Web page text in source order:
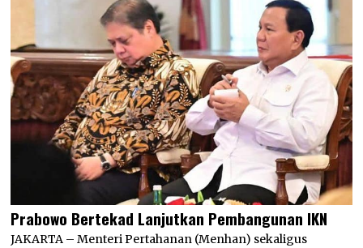
Prabowo Bertekad Lanjutkan Pembangunan IKN
JAKARTA – Menteri Pertahanan (Menhan) sekaligus